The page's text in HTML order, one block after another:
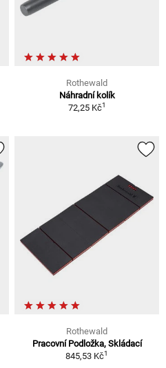
Rothewald
Náhradní kolík
72,25 Kč1
Rothewald
Pracovní Podložka, Skládací
845,53 Kč1